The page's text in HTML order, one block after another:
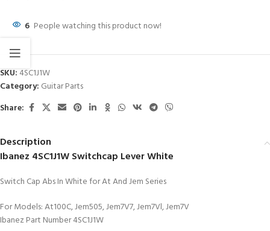
6 People watching this product now!
SKU: 4SC1J1W
Category: Guitar Parts
Share:
Description
Ibanez 4SC1J1W Switchcap Lever White
Switch Cap Abs In White for At And Jem Series
For Models: At100C, Jem505, Jem7V7, Jem7Vl, Jem7V
Ibanez Part Number 4SC1J1W